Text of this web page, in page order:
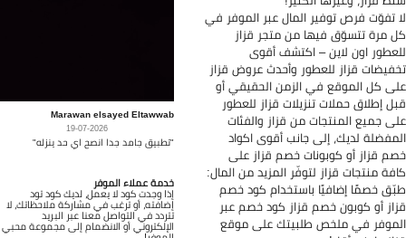
تفوّت فرص توفير المال عبر الموفر في
مرة تتسوّق فيها من متجر قزاز
اون لاين – اكتشف أقوى
قزاز للعطور وأحدث عروض قزاز
كل الموقع في الزمن الحقيقي أو
إطلاق حملات تنزيلات قزاز للعطور
جميع المنتجات من قزاز والفئات
لديك، إلى جانب أقوى اكواد
قزاز أو كوبونات خصم قزاز على
منتجات قزاز لتوفّر المزيد من المال:
خصمًا إضافيًا باستخدام كود خصم
أو كوبون خصم قزاز كود خصم عبر
في ملخص طلبيتك على موقع
Marawan elsayed Eltawwab
19-07-2026
"تطبيق جامد جدا انصح اي حد ينزله"
خدمة عملاء الموفر
إذا وجدت كود لا يعمل، لديك كود تود
إضافته، أو ترغب في مشاركة ملاحظاتك، لا
تتردد في التواصل معنا عبر البريد
الإلكتروني أو الانضمام إلى مجموعة محبي